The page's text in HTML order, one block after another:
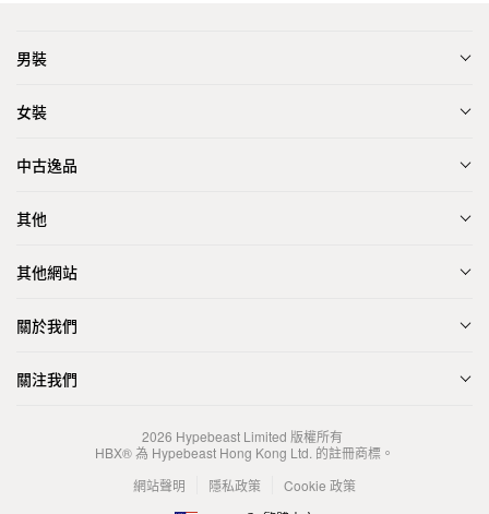
男裝
女裝
中古逸品
其他
其他網站
關於我們
關注我們
2026 Hypebeast Limited 版權所有
HBX® 為 Hypebeast Hong Kong Ltd. 的註冊商標。
網站聲明
隱私政策
Cookie 政策